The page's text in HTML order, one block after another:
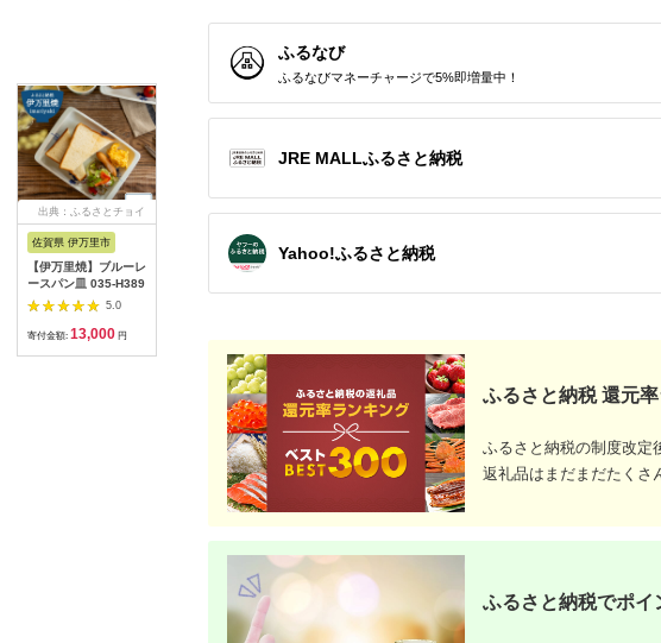
出典：ふるさとチョイ
佐賀県 伊万里市
【伊万里焼】ブルーレ
ースパン皿 035-H389
5.0
寄付金額: 13,000 円
出典：楽天ふるさと納
沖縄県 うるま市
【ふるさと納税】［沖
返礼品 海塩 沖縄 うる
ま市 果報バンタ
出典：楽天ふるさと納
岩手県 二戸市
出典：楽天ふるさと納
ふるなび
ふるなびマネーチャージで5%即増量中！
JRE MALLふるさと納税
Yahoo!ふるさと納税
ふるさと納税 還元
ふるさと納税の制度改定
返礼品はまだまだたくさ
ふるさと納税でポイ